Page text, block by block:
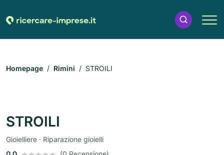
Homepage Rimini STROILI
STROILI
Gioielliere · Riparazione gioielli